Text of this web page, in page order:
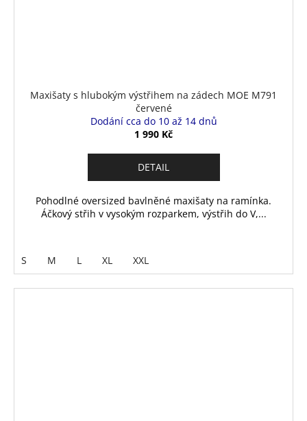
Maxišaty s hlubokým výstřihem na zádech MOE M791
červené
Dodání cca do 10 až 14 dnů
1 990 Kč
DETAIL
Pohodlné oversized bavlněné maxišaty na ramínka.
Áčkový střih v vysokým rozparkem, výstřih do V,...
S M L XL XXL